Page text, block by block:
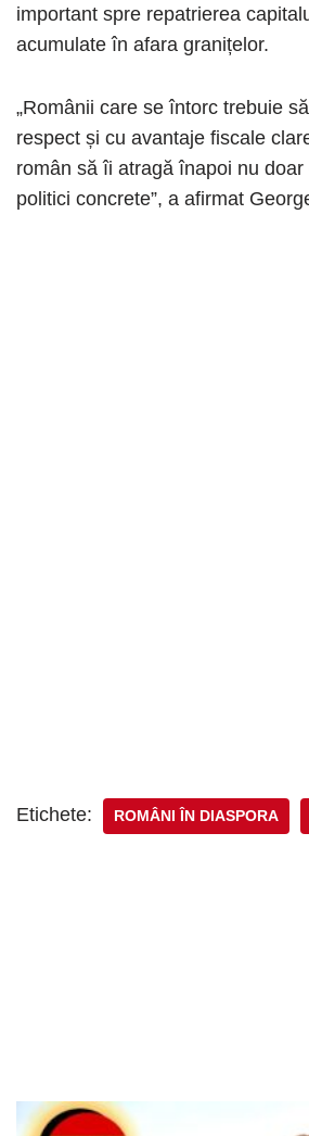
important spre repatrierea
acumulate în afara granițelor.
„Românii care se întorc trebuie
respect și cu avantaje fiscale
român să îi atragă înapoi nu
politici concrete”, a afirmat
Etichete: ROMÂNI ÎN DIASPORA